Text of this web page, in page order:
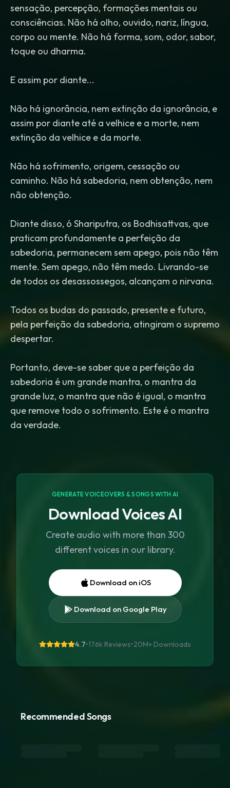
sensação, percepção, formações mentais ou
consciências. Não há olho, ouvido, nariz, língua,
corpo ou mente. Não há forma, som, odor, sabor,
toque ou dharma.
E assim por diante...
Não há ignorância, nem extinção da ignorância, e
assim por diante até a velhice e a morte, nem
extinção da velhice e da morte.
Não há sofrimento, origem, cessação ou
caminho. Não há sabedoria, nem obtenção, nem
não obtenção.
Diante disso, ó Shariputra, os Bodhisattvas, que
praticam profundamente a perfeição da
sabedoria, permanecem sem apego, pois não têm
mente. Sem apego, não têm medo. Livrando-se
de todos os desassossegos, alcançam o nirvana.
Todos os budas do passado, presente e futuro,
pela perfeição da sabedoria, atingiram o supremo
despertar.
Portanto, deve-se saber que a perfeição da
sabedoria é um grande mantra, o mantra da
grande luz, o mantra que não é igual, o mantra
que remove todo o sofrimento. Este é o mantra
da verdade.
GENERATE VOICEOVERS & SONGS WITH AI
Download Voices AI
Create audio with more than 300
different voices in our library.
Download on iOS
Download on Google Play
4.7•176k Reviews•20M+ Downloads
Recommended Songs